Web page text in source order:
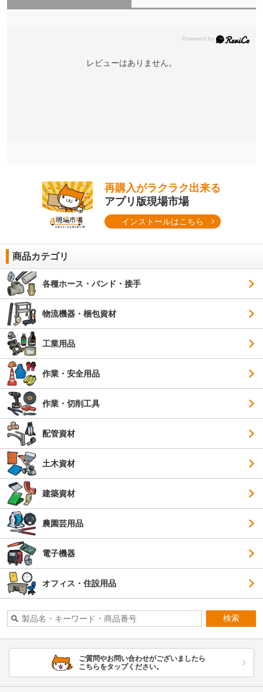
レビューはありません。
再購入がラクラク出来る
アプリ版現場市場
インストールはこちら
商品カテゴリ
各種ホース・バンド・接手
物流機器・梱包資材
工業用品
作業・安全用品
作業・切削工具
配管資材
土木資材
建築資材
農園芸用品
電子機器
オフィス・住設用品
検索
ご質問やお問い合わせがございましたら
こちらをタップください。